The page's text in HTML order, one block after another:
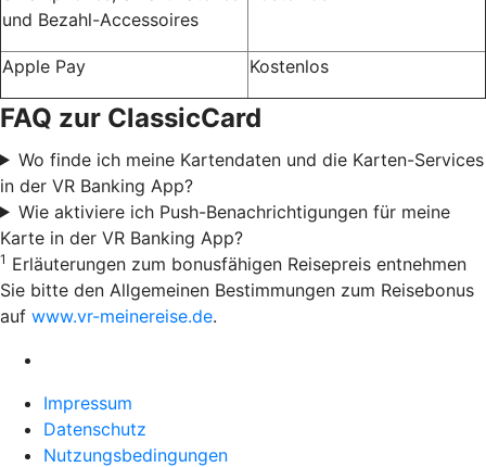
und Bezahl-Accessoires
Apple Pay Kostenlos
FAQ zur ClassicCard
Wo finde ich meine Kartendaten und die Karten-Services
in der VR Banking App?
Wie aktiviere ich Push-Benachrichtigungen für meine
Karte in der VR Banking App?
1 Erläuterungen zum bonusfähigen Reisepreis entnehmen
Sie bitte den Allgemeinen Bestimmungen zum Reisebonus
auf www.vr-meinereise.de.
Impressum
Datenschutz
Nutzungsbedingungen